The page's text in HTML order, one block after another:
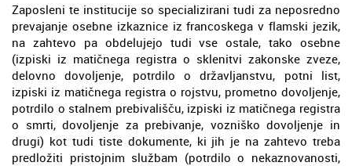
Zaposleni te institucije so specializirani tudi za neposredno
prevajanje osebne izkaznice iz francoskega v flamski jezik,
na zahtevo pa obdelujejo tudi vse ostale, tako osebne
(izpiski iz matičnega registra o sklenitvi zakonske zveze,
delovno dovoljenje, potrdilo o državljanstvu, potni list,
izpiski iz matičnega registra o rojstvu, prometno dovoljenje,
potrdilo o stalnem prebivališču, izpiski iz matičnega registra
o smrti, dovoljenje za prebivanje, vozniško dovoljenje in
drugi) kot tudi tiste dokumente, ki jih je na zahtevo treba
predložiti pristojnim službam (potrdilo o nekaznovanosti,